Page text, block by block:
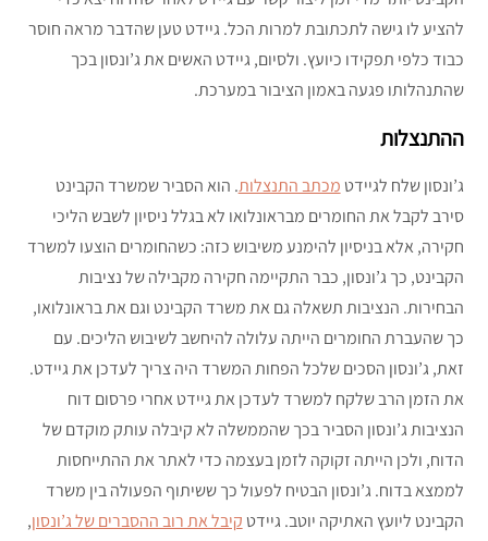
להציע לו גישה לתכתובת למרות הכל. גיידט טען שהדבר מראה חוסר
כבוד כלפי תפקידו כיועץ. ולסיום, גיידט האשים את ג’ונסון בכך
שהתנהלותו פגעה באמון הציבור במערכת.
ההתנצלות
ג’ונסון שלח לגיידטמכתב התנצלות. הוא הסביר שמשרד הקבינט
סירב לקבל את החומרים מבראונלואו לא בגלל ניסיון לשבש הליכי
חקירה, אלא בניסיון להימנע משיבוש כזה: כשהחומרים הוצעו למשרד
הקבינט, כך ג’ונסון, כבר התקיימה חקירה מקבילה של נציבות
הבחירות. הנציבות תשאלה גם את משרד הקבינט וגם את בראונלואו,
כך שהעברת החומרים הייתה עלולה להיחשב לשיבוש הליכים. עם
זאת, ג’ונסון הסכים שלכל הפחות המשרד היה צריך לעדכן את גיידט.
את הזמן הרב שלקח למשרד לעדכן את גיידט אחרי פרסום דוח
הנציבות ג’ונסון הסביר בכך שהממשלה לא קיבלה עותק מוקדם של
הדוח, ולכן הייתה זקוקה לזמן בעצמה כדי לאתר את ההתייחסות
לממצא בדוח. ג’ונסון הבטיח לפעול כך ששיתוף הפעולה בין משרד
הקבינט ליועץ האתיקה יוטב. גיידטקיבל את רוב ההסברים של ג’ונסון,